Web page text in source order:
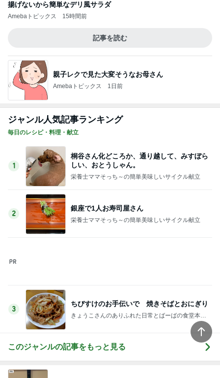
揚げないから簡単なデリ風サラダ
Amebaトピックス 15時間前
記事を読む
親子レクで見た大変そうなお母さん
Amebaトピックス 1日前
ジャンル人気記事ランキング
毎日のレシピ・料理・献立
1
桐谷さん化どころか、通り越して、みすぼら
しい、おとうしゃん。
栄養士ママそっち～の簡単美味しいサイクル献立
2
銀座で1人お寿司屋さん
栄養士ママそっち～の簡単美味しいサイクル献立
3
ちびすけのお手伝いで 焼きそばとおにぎり
きょうこさんのありふれた日常とばーばの食堂本日
このジャンルの記事をもっと見る